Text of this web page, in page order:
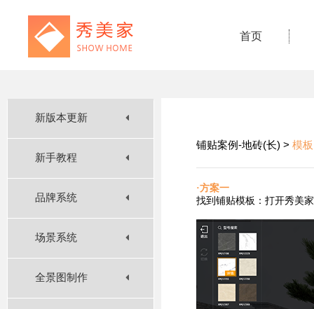
首页
新版本更新
新手教程
品牌系统
场景系统
全景图制作
铺贴案例-地砖(长) > 模
·方案一
找到铺贴模板：打开秀美